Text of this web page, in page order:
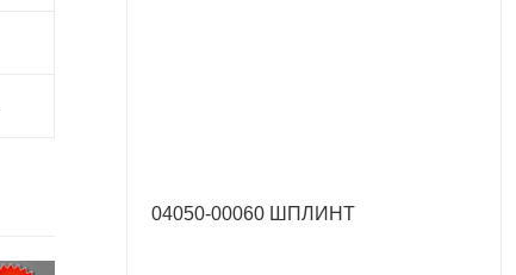
04050-00060 ШПЛИНТ